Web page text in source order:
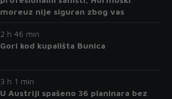
moreuz nije siguran zbog vas
2 h 46 min
Gori kod kupališta Bunica
3 h 1 min
U Austriji spašeno 36 planinara bez